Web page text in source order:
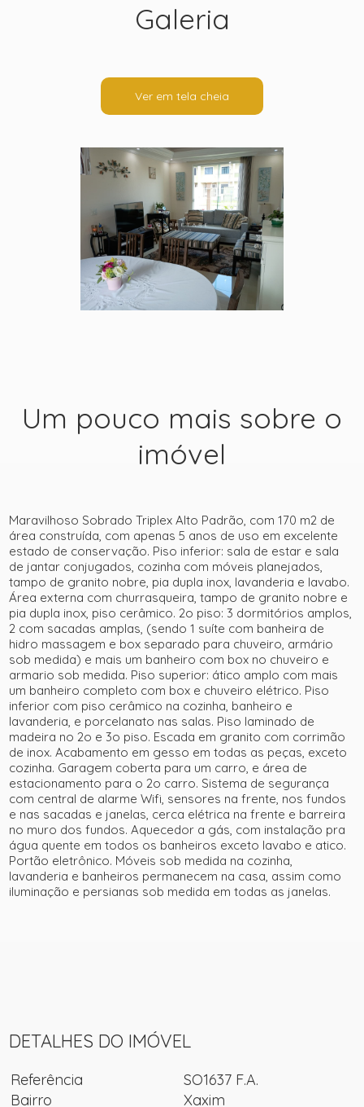
Galeria
Ver em tela cheia
Um pouco mais sobre o
imóvel
Maravilhoso Sobrado Triplex Alto Padrão, com 170 m2 de
área construída, com apenas 5 anos de uso em excelente
estado de conservação. Piso inferior: sala de estar e sala
de jantar conjugados, cozinha com móveis planejados,
tampo de granito nobre, pia dupla inox, lavanderia e lavabo.
Área externa com churrasqueira, tampo de granito nobre e
pia dupla inox, piso cerâmico. 2o piso: 3 dormitórios amplos,
2 com sacadas amplas, (sendo 1 suíte com banheira de
hidro massagem e box separado para chuveiro, armário
sob medida) e mais um banheiro com box no chuveiro e
armario sob medida. Piso superior: ático amplo com mais
um banheiro completo com box e chuveiro elétrico. Piso
inferior com piso cerâmico na cozinha, banheiro e
lavanderia, e porcelanato nas salas. Piso laminado de
madeira no 2o e 3o piso. Escada em granito com corrimão
de inox. Acabamento em gesso em todas as peças, exceto
cozinha. Garagem coberta para um carro, e área de
estacionamento para o 2o carro. Sistema de segurança
com central de alarme Wifi, sensores na frente, nos fundos
e nas sacadas e janelas, cerca elétrica na frente e barreira
no muro dos fundos. Aquecedor a gás, com instalação pra
água quente em todos os banheiros exceto lavabo e atico.
Portão eletrônico. Móveis sob medida na cozinha,
lavanderia e banheiros permanecem na casa, assim como
iluminação e persianas sob medida em todas as janelas.
DETALHES DO IMÓVEL
Referência
SO1637 F.A.
Bairro
Xaxim